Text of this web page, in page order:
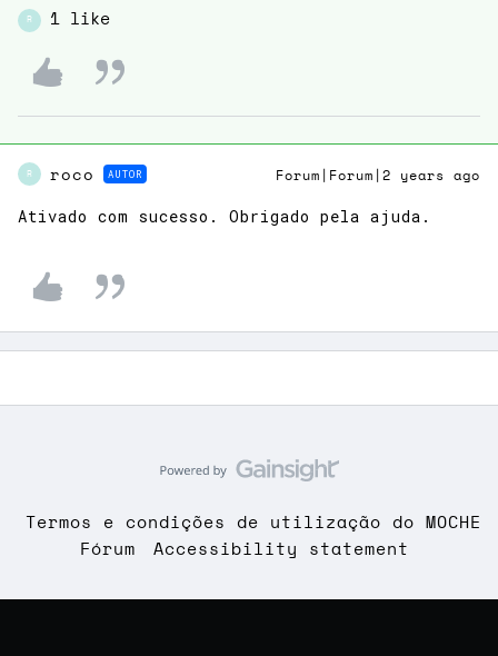
R 1 like
R roco AUTOR Forum|Forum|2 years ago
Ativado com sucesso. Obrigado pela ajuda.
Termos e condições de utilização do MOCHE
Fórum
Accessibility statement